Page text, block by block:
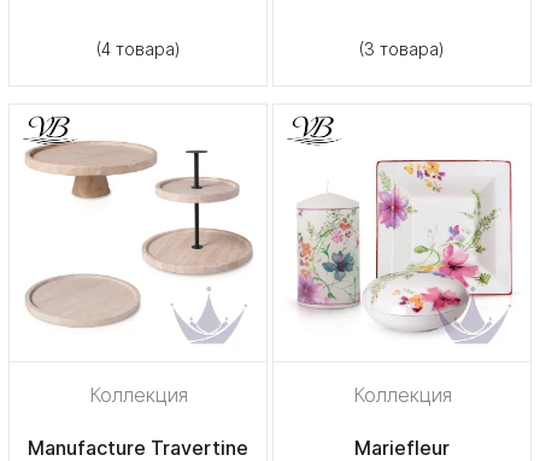
(4 товара) (3 товара)
Коллекция
Manufacture Travertine
Коллекция
Mariefleur